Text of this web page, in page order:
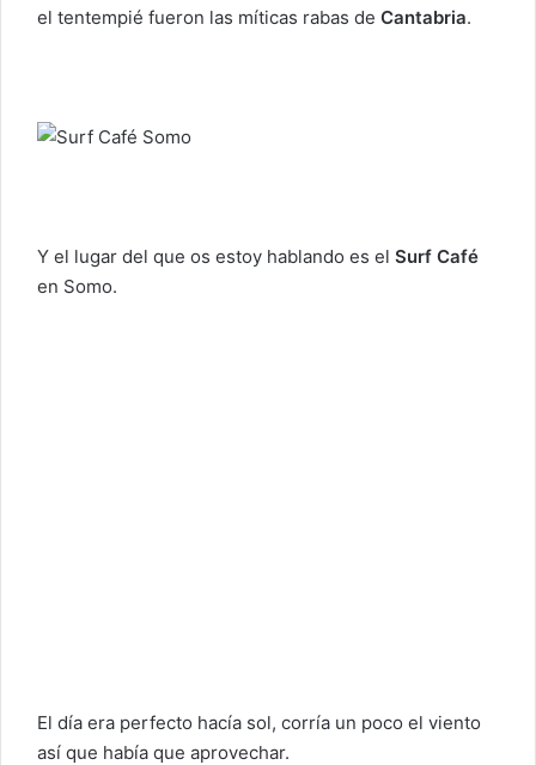
el tentempié fueron las míticas rabas de Cantabria.
Y el lugar del que os estoy hablando es el Surf Café
en Somo.
El día era perfecto hacía sol, corría un poco el viento
así que había que aprovechar.